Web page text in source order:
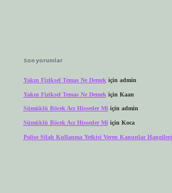
Son yorumlar
Yakın Fiziksel Temas Ne Demek için admin
Yakın Fiziksel Temas Ne Demek için Kaan
Sümüklü Böcek Acı Hisseder Miiçin admin
Sümüklü Böcek Acı Hisseder Mi için Koca
Polise Silah Kullanma Yetkisi Veren Kanunlar Hangileri